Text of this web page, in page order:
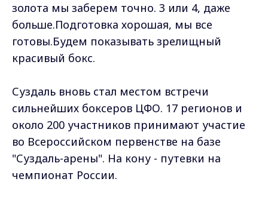
золота мы заберем точно. 3 или 4, даже
больше.Подготовка хорошая, мы все
готовы.Будем показывать зрелищный
красивый бокс.
Суздаль вновь стал местом встречи
сильнейших боксеров ЦФО. 17 регионов и
около 200 участников принимают участие
во Всероссийском первенстве на базе
"Суздаль-арены". На кону - путевки на
чемпионат России.